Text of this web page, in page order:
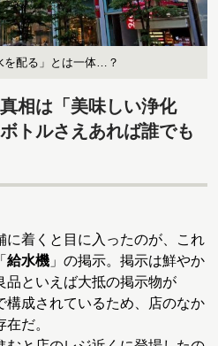
を配る」とは一体…？
真相は「美味しい浄化
トルさえあれば誰でも
着くと目に入ったのが、これ
給水機 」の掲示。掲示は鮮やか
品といえば大抵の掲示物が
構成されているため、店のなか
だ。